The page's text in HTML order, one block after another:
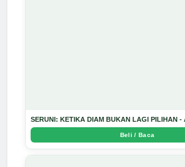
SERUNI: KETIKA DIAM BUKAN LAGI PILIHAN -
Beli / Baca